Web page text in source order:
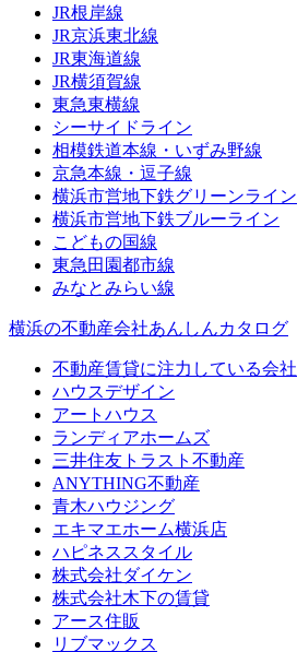
JR根岸線
JR京浜東北線
JR東海道線
JR横須賀線
東急東横線
シーサイドライン
相模鉄道本線・いずみ野線
京急本線・逗子線
横浜市営地下鉄グリーンライン
横浜市営地下鉄ブルーライン
こどもの国線
東急田園都市線
みなとみらい線
横浜の不動産会社あんしんカタログ
不動産賃貸に注力している会社
ハウスデザイン
アートハウス
ランディアホームズ
三井住友トラスト不動産
ANYTHING不動産
青木ハウジング
エキマエホーム横浜店
ハピネススタイル
株式会社ダイケン
株式会社木下の賃貸
アース住販
リブマックス